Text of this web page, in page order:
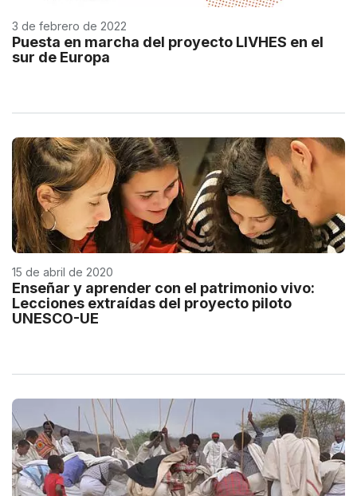
3 de febrero de 2022
Puesta en marcha del proyecto LIVHES en el
sur de Europa
15 de abril de 2020
Enseñar y aprender con el patrimonio vivo:
Lecciones extraídas del proyecto piloto
UNESCO-UE